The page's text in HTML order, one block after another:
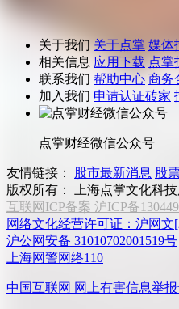
关于我们 关于点掌 媒体
相关信息 应用下载 点掌
联系我们 帮助中心 商务
加入我们 申请认证砖家
点掌财经微信公众号
友情链接： 股市最新消息 股
版权所有：
上海点掌文化科
互联网ICP备案 沪ICP备
网络文化经营许可证：沪网文
沪公网安备 31010702001519号
上海网警网络110
中国互联网 网上有害信息举